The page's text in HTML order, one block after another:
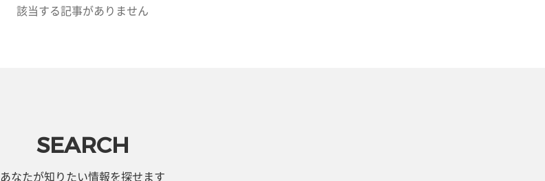
該当する記事がありません
SEARCH
あなたが知りたい情報を探せます